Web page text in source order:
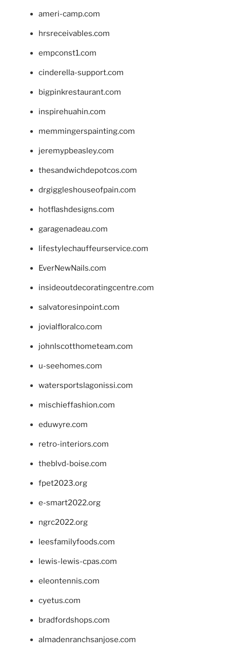
ameri-camp.com
hrsreceivables.com
empconst1.com
cinderella-support.com
bigpinkrestaurant.com
inspirehuahin.com
memmingerspainting.com
jeremypbeasley.com
thesandwichdepotcos.com
drgiggleshouseofpain.com
hotflashdesigns.com
garagenadeau.com
lifestylechauffeurservice.com
EverNewNails.com
insideoutdecoratingcentre.com
salvatoresinpoint.com
jovialfloralco.com
johnlscotthometeam.com
u-seehomes.com
watersportslagonissi.com
mischieffashion.com
eduwyre.com
retro-interiors.com
theblvd-boise.com
fpet2023.org
e-smart2022.org
ngrc2022.org
leesfamilyfoods.com
lewis-lewis-cpas.com
eleontennis.com
cyetus.com
bradfordshops.com
almadenranchsanjose.com